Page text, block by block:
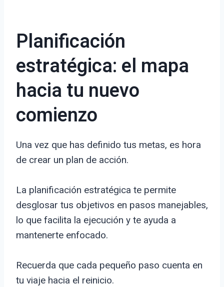
Planificación
estratégica: el mapa
hacia tu nuevo
comienzo
Una vez que has definido tus metas, es hora
de crear un plan de acción.
La planificación estratégica te permite
desglosar tus objetivos en pasos manejables,
lo que facilita la ejecución y te ayuda a
mantenerte enfocado.
Recuerda que cada pequeño paso cuenta en
tu viaje hacia el reinicio.